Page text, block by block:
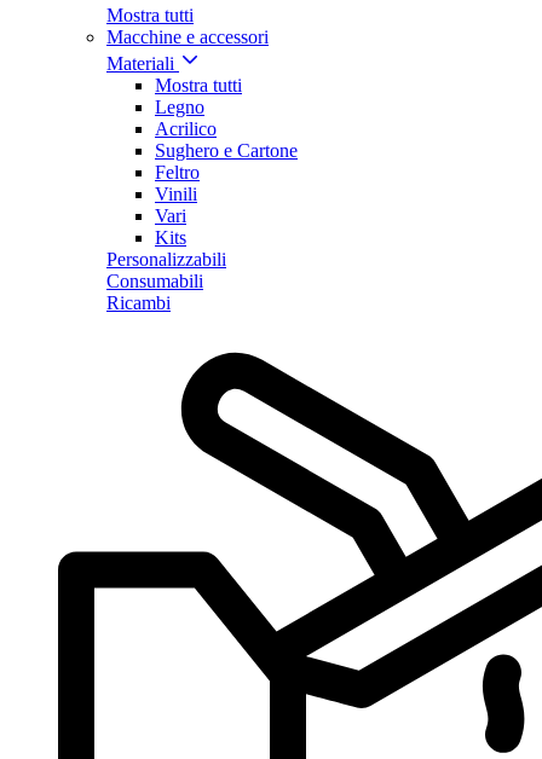
Mostra tutti
Macchine e accessori
Materiali
Mostra tutti
Legno
Acrilico
Sughero e Cartone
Feltro
Vinili
Vari
Kits
Personalizzabili
Consumabili
Ricambi